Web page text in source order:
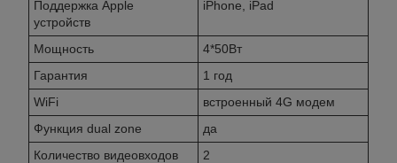
Поддержка Apple
устройств
iPhone, iPad
Мощность
4*50Вт
Гарантия
1 год
WiFi
встроенный 4G модем
Функция dual zone
да
Количество видеовходов
2